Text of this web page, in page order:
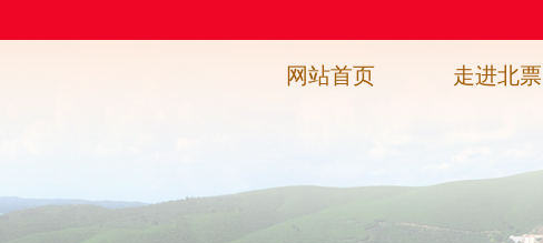
网站首页 走进北票